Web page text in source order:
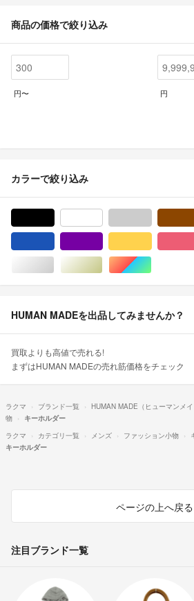
商品の価格で絞り込み
円〜 円
カラーで絞り込み
シルバー/銀色系ゴールド/金色系マルチカラ
HUMAN MADEを出品してみませんか？
買取よりも高値で売れる!
まずはHUMAN MADEの売れ筋価格をチェック
ラクマ ブランド一覧 HUMAN MADE（ヒューマンメイ
物
キーホルダー
ラクマ
カテゴリ一覧 メンズ ファッション小物
キーホルダー
ページの上へ戻る
注目ブランド一覧